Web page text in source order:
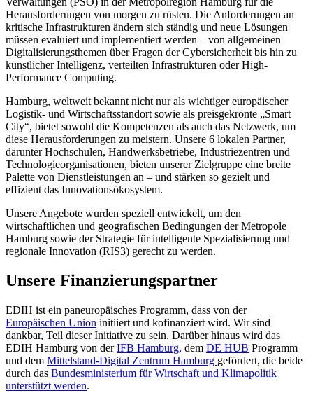
Herausforderungen von morgen zu rüsten. Die Anforderungen an
kritische Infrastrukturen ändern sich ständig und neue Lösungen
müssen evaluiert und implementiert werden – von allgemeinen
Digitalisierungsthemen über Fragen der Cybersicherheit bis hin zu
künstlicher Intelligenz, verteilten Infrastrukturen oder High-
Performance Computing.
Hamburg, weltweit bekannt nicht nur als wichtiger europäischer
Logistik- und Wirtschaftsstandort sowie als preisgekrönte „Smart
City“, bietet sowohl die Kompetenzen als auch das Netzwerk, um
diese Herausforderungen zu meistern. Unsere 6 lokalen Partner,
darunter Hochschulen, Handwerksbetriebe, Industriezentren und
Technologieorganisationen, bieten unserer Zielgruppe eine breite
Palette von Dienstleistungen an – und stärken so gezielt und
effizient das Innovationsökosystem.
Unsere Angebote wurden speziell entwickelt, um den
wirtschaftlichen und geografischen Bedingungen der Metropole
Hamburg sowie der Strategie für intelligente Spezialisierung und
regionale Innovation (RIS3) gerecht zu werden.
Unsere Finanzierungspartner
EDIH ist ein paneuropäisches Programm, dass von der
Europäischen Union initiiert und kofinanziert wird. Wir sind
dankbar, Teil dieser Initiative zu sein. Darüber hinaus wird das
EDIH Hamburg von derIFB Hamburg, dem DE HUB Programm
und dem Mittelstand-Digital Zentrum Hamburg gefördert, die beide
durch das Bundesministerium für Wirtschaft und Klimapolitik
unterstützt werden.